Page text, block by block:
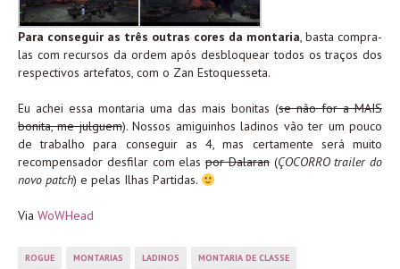
Para conseguir as três outras cores da montaria, basta compra-
las com recursos da ordem após desbloquear todos os traços dos
respectivos artefatos, com o Zan Estoquesseta.
Eu achei essa montaria uma das mais bonitas (se não for a MAIS
bonita, me julguem). Nossos amiguinhos ladinos vão ter um pouco
de trabalho para conseguir as 4, mas certamente será muito
recompensador desfilar com elas por Dalaran(ÇOCORRO trailer do
novo patch) e pelas Ilhas Partidas.
Via WoWHead
ROGUE MONTARIAS LADINOS MONTARIA DE CLASSE